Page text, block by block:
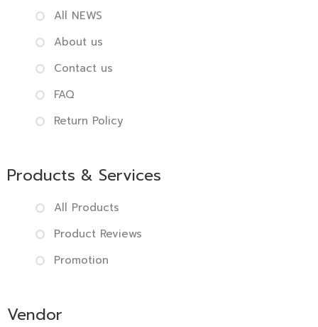
All NEWS
About us
Contact us
FAQ
Return Policy
Products & Services
All Products
Product Reviews
Promotion
Vendor